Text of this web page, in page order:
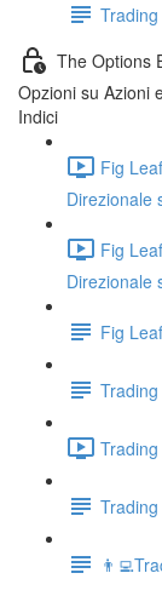
The Options
Opzioni su Azioni
Indici
Fig
Direzionale
Fig
Direzionale
Fig